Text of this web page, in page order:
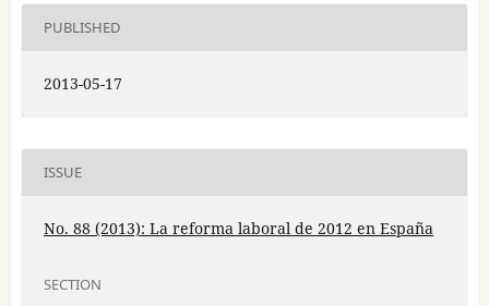
PUBLISHED
2013-05-17
ISSUE
No. 88 (2013): La reforma laboral de 2012 en España
SECTION